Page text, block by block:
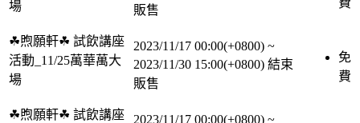
場
販售
費
☘︎煦願軒☘︎ 試飲講座
活動_11/25萬華萬大
場
2023/11/17 00:00(+0800) ~
2023/11/30 15:00(+0800) 結束
販售
免
費
☘︎煦願軒☘︎ 試飲講座
2023/11/17 00:00(+0800) ~